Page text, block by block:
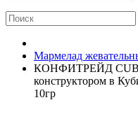
Мармелад
КОНФИТРЕЙД
конструктором в
10гр